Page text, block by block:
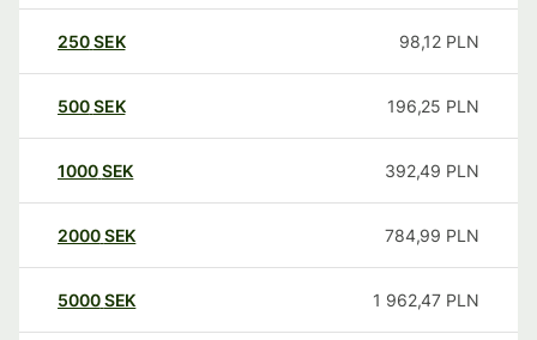
250SEK 98,12 PLN
500SEK 196,25 PLN
1000SEK 392,49 PLN
2000SEK 784,99 PLN
5000SEK 1 962,47 PLN